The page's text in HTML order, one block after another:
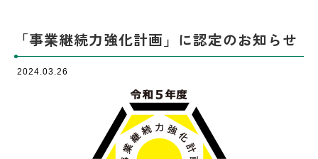
「事業継続力強化計画」に認定のお知らせ
2024.03.26